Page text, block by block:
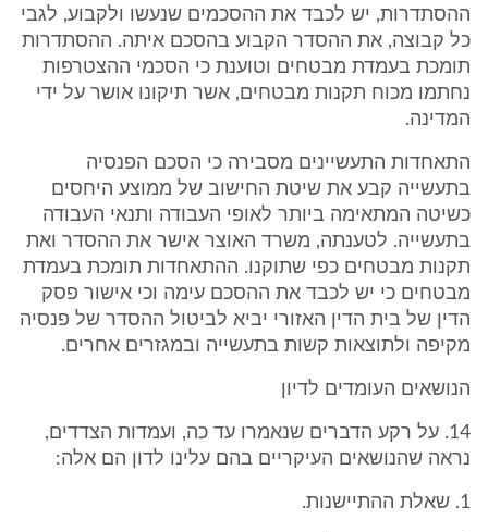
ההסתדרות, יש לכבד את ההסכמים שנעשו ולקבוע, לגבי
כל קבוצה, את ההסדר הקבוע בהסכם איתה. ההסתדרות
תומכת בעמדת מבטחים וטוענת כי הסכמי ההצטרפות
נחתמו מכוח תקנות מבטחים, אשר תיקונו אושר על ידי
המדינה.
התאחדות התעשיינים מסבירה כי הסכם הפנסיה
בתעשייה קבע את שיטת החישוב של ממוצע היחסים
כשיטה המתאימה ביותר לאופי העבודה ותנאי העבודה
בתעשייה. לטענתה, משרד האוצר אישר את ההסדר ואת
תקנות מבטחים כפי שתוקנו. ההתאחדות תומכת בעמדת
מבטחים כי יש לכבד את ההסכם עימה וכי אישור פסק
הדין של בית הדין האזורי יביא לביטול ההסדר של פנסיה
מקיפה ולתוצאות קשות בתעשייה ובמגזרים אחרים.
הנושאים העומדים לדיון
14. על רקע הדברים שנאמרו עד כה, ועמדות הצדדים,
נראה שהנושאים העיקריים בהם עלינו לדון הם אלה:
1. שאלת ההתיישנות.